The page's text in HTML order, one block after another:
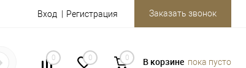
Вход Регистрация Заказать звонок
0 0 0 В корзине пока пусто